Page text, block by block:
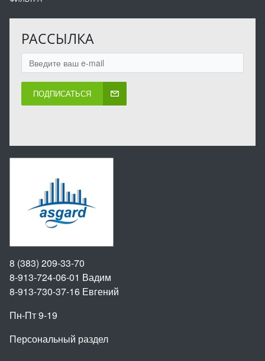
РАССЫЛКА
ПОДПИСАТЬСЯ
8 (383) 209-33-70
8-913-724-06-01 Вадим
8-913-730-37-16 Евгений
Пн-Пт 9-19
Персональный раздел